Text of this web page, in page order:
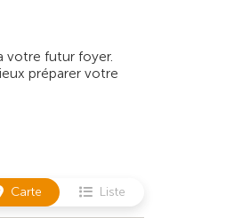
votre futur foyer.
préparer votre
Carte Liste